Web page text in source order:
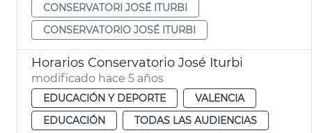
CONSERVATORI JOSÉ ITURBI
CONSERVATORIO JOSÉ ITURBI
Horarios Conservatorio José Iturbi
modificado hace 5 años
EDUCACIÓN Y DEPORTE
VALENCIA
EDUCACIÓN
TODAS LAS AUDIENCIAS